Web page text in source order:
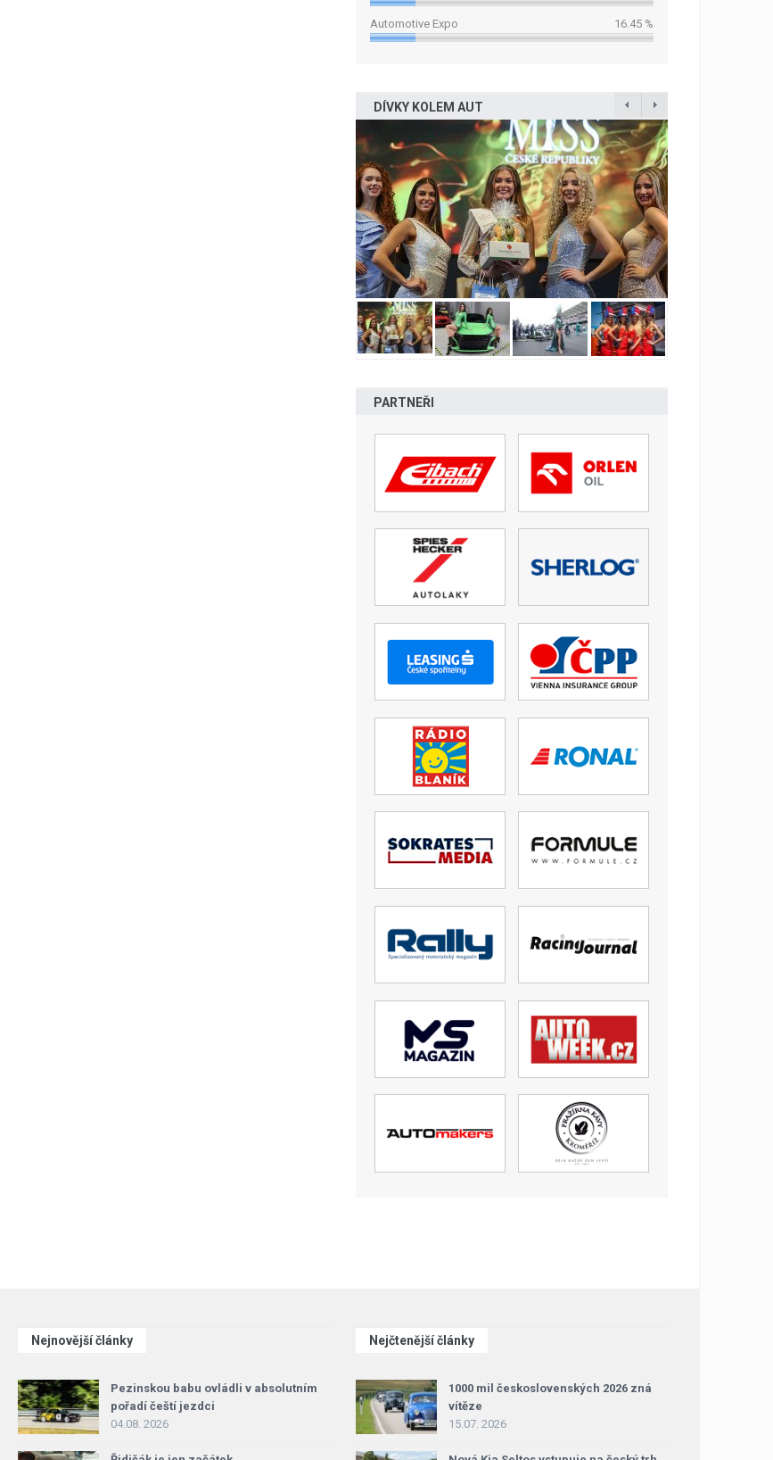
Automotive Expo 16.45 %
DÍVKY KOLEM AUT
PARTNEŘI
Nejnovější články
Pezinskou babu ovládli v absolutním
pořadí čeští jezdci
04.08. 2026
Nejčtenější články
1000 mil československých 2026 zná
vítěze
15.07. 2026